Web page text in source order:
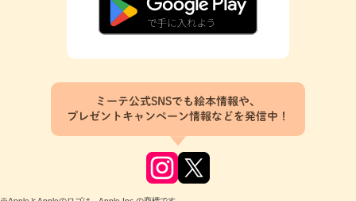
ミーテ公式SNSでも絵本情報や、
プレゼントキャンペーン情報などを発信中！